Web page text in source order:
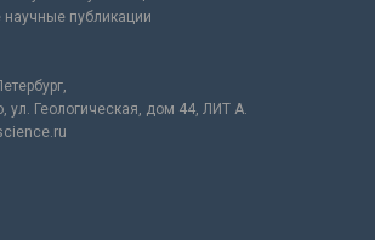
научные публикации
ул. Геологическая, дом 44, ЛИТ А.